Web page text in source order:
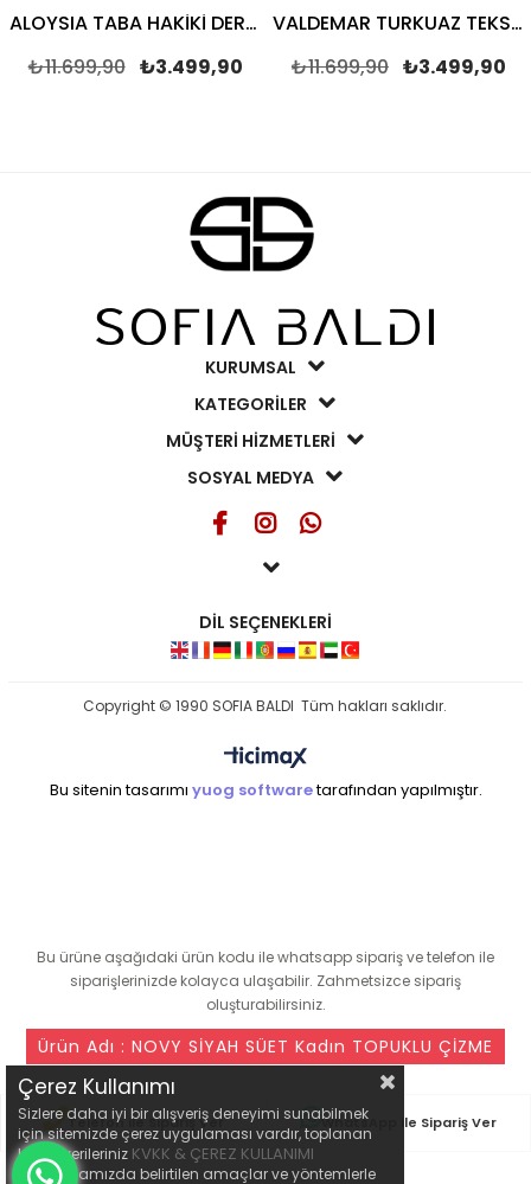
ALOYSIA TABA HAKİKİ DERİ Kadın TOPUKLU ÇİZME
₺3.499,90
₺11.699,90
VALDEMAR TURKUAZ TEKSTİL Kadın TOPUKLU ÇİZME
₺3.499,90
₺11.699,90
KURUMSAL
KATEGORİLER
MÜŞTERİ HİZMETLERİ
SOSYAL MEDYA
DİL SEÇENEKLERİ
Copyright © 1990 SOFIA BALDI Tüm hakları saklıdır.
Bu sitenin tasarımı yuog softwaretarafından yapılmıştır.
Çerez Kullanımı
Sizlere daha iyi bir alışveriş deneyimi sunabilmek
için sitemizde çerez uygulaması vardır, toplanan
kişisel verileriniz KVKK & ÇEREZ KULLANIMI
açıklamamızda belirtilen amaçlar ve yöntemlerle
Bu ürüne aşağıdaki ürün kodu ile whatsapp sipariş ve telefon ile
siparişlerinizde kolayca ulaşabilir. Zahmetsizce sipariş
oluşturabilirsiniz.
Ürün Adı : NOVY SİYAH SÜET Kadın TOPUKLU ÇİZME
WhatsApp ile Sipariş Ver
Telefon ile Sipariş Ver